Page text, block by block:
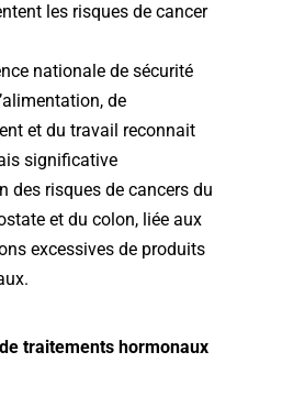
les risques de cancer
nationale de sécurité
de
et du travail reconnait
significative
des risques de cancers du
et du colon, liée aux
excessives de produits
traitements hormonaux